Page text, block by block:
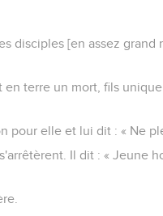
disciples [en assez grand
terre un mort, fils
pour elle et lui dit : « Ne
Il dit : « Jeune